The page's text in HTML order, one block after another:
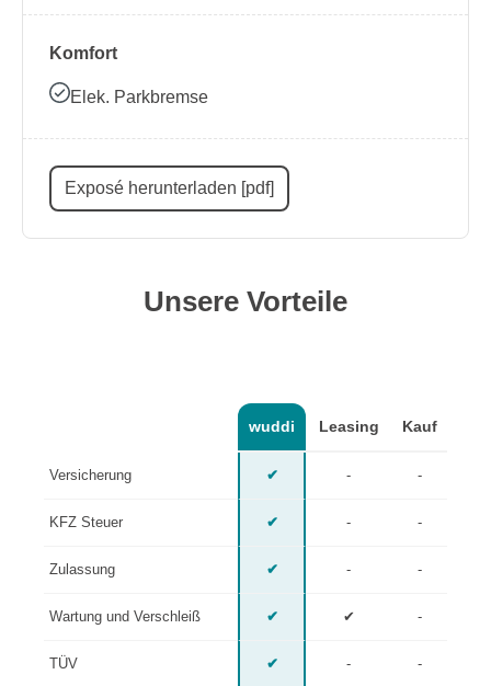
Komfort
Elek. Parkbremse
Exposé herunterladen [pdf]
Unsere Vorteile
wuddi Leasing Kauf
Versicherung ✔ - -
KFZ Steuer ✔ - -
Zulassung ✔ - -
Wartung und Verschleiß ✔ ✔ -
TÜV ✔ - -